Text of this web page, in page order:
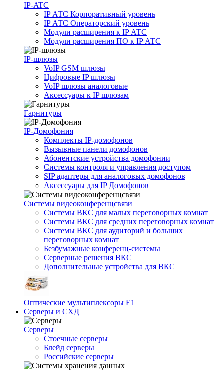
IP-ATC
IP АТС Корпоративный уровень
IP АТС Операторский уровень
Модули расширения к IP АТС
Модули расширения ПО к IP АТС
IP-шлюзы
VoIP GSM шлюзы
Цифровые IP шлюзы
VoIP шлюзы аналоговые
Аксессуары к IP шлюзам
Гарнитуры
IP-Домофония
Комплекты IP-домофонов
Вызывные панели домофонов
Абонентские устройства домофонии
Системы контроля и управления доступом
SIP адаптеры для аналоговых домофонов
Аксессуары для IP Домофонов
Системы видеоконференцсвязи
Системы ВКС для малых переговорных комнат
Системы ВКС для средних переговорных комнат
Системы ВКС для аудиторий и больших
переговорных комнат
Безбумажные конференц-системы
Серверные решения ВКС
Дополнительные устройства для ВКС
Оптические мультиплексоры Е1
Серверы и СХД
Серверы
Стоечные серверы
Блейд серверы
Российские серверы